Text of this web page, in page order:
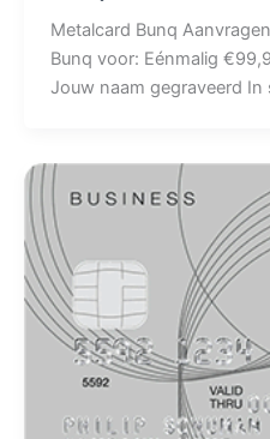
Metalcard Bunq
Bunq voor: Eénmalig
Jouw naam gegraveerd In